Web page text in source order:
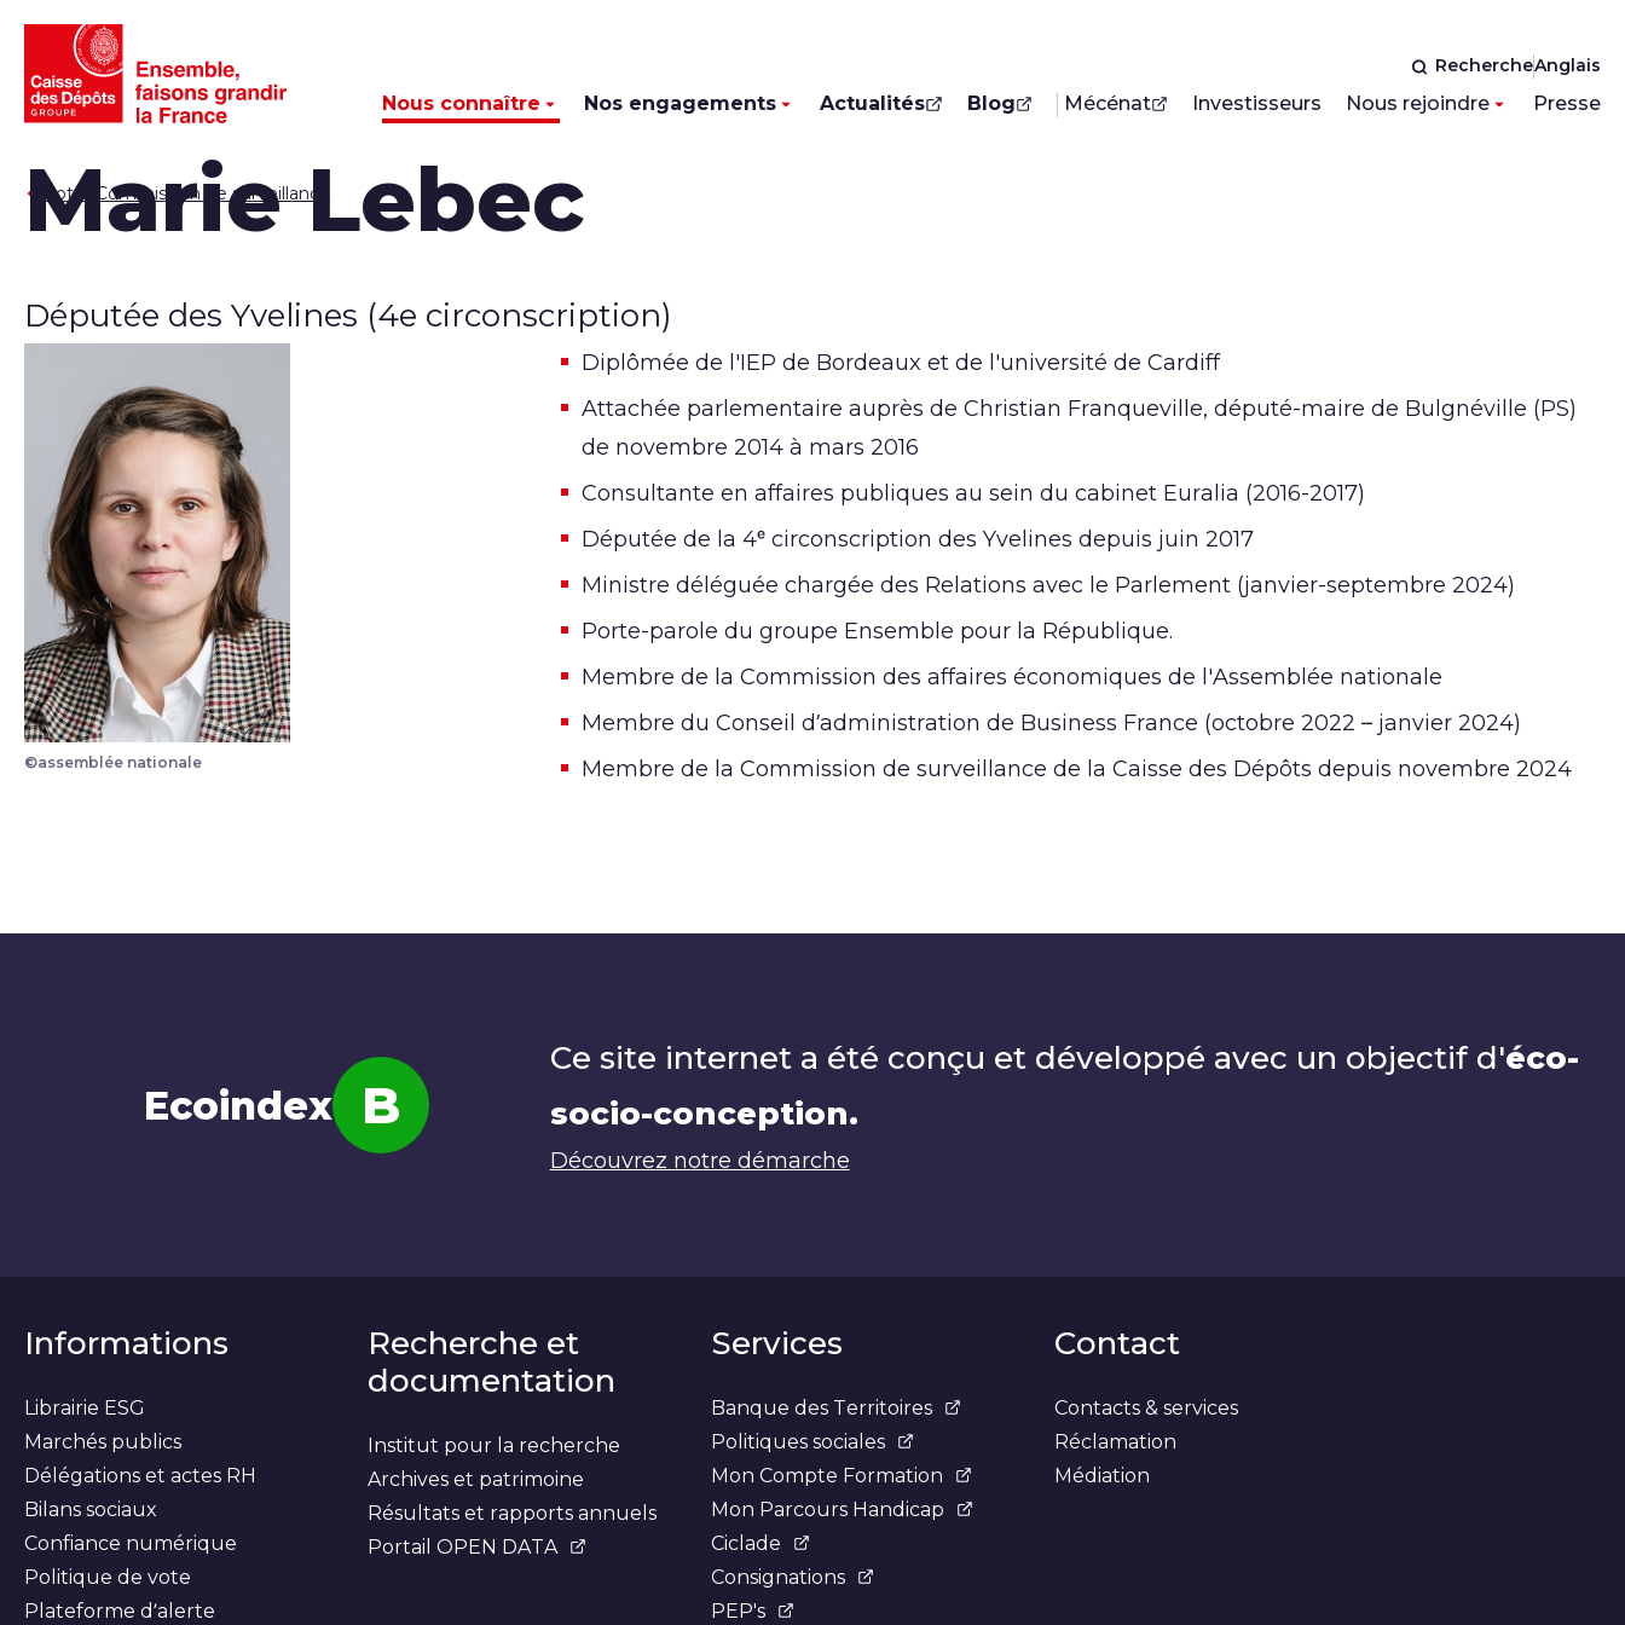
Nous connaître Nos engagements Actualités Blog Mécénat Investisseurs Nous rejoindre Presse
RechercheAnglais
Notre Commission de surveillance
Marie Lebec
Députée des Yvelines (4e circonscription)
©assemblée nationale
Diplômée de l'IEP de Bordeaux et de l'université de Cardiff
Attachée parlementaire auprès de Christian Franqueville, député-maire de Bulgnéville (PS)
de novembre 2014 à mars 2016
Consultante en affaires publiques au sein du cabinet Euralia (2016-2017)
Députée de la 4ᵉ circonscription des Yvelines depuis juin 2017
Ministre déléguée chargée des Relations avec le Parlement (janvier-septembre 2024)
Porte-parole du groupe Ensemble pour la République.
Membre de la Commission des affaires économiques de l'Assemblée nationale
Membre du Conseil d’administration de Business France (octobre 2022 – janvier 2024)
Membre de la Commission de surveillance de la Caisse des Dépôts depuis novembre 2024
Ce site internet a été conçu et développé avec un objectif d'éco-
socio-conception.
Découvrez notre démarche
Note
Ecoindex B
Informations
Librairie ESG
Marchés publics
Délégations et actes RH
Bilans sociaux
Confiance numérique
Politique de vote
Plateforme d’alerte
Recherche et
documentation
Institut pour la recherche
Archives et patrimoine
Résultats et rapports annuels
Portail OPEN DATA
Services
Banque des Territoires
Politiques sociales
Mon Compte Formation
Mon Parcours Handicap
Ciclade
Consignations
PEP's
Contact
Contacts & services
Réclamation
Médiation